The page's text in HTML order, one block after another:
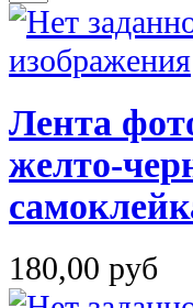
Лента
желто-
180,00 руб